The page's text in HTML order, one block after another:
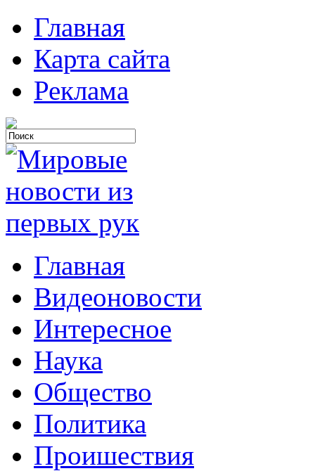
Главная
Карта сайта
Реклама
Главная
Видеоновости
Интересное
Наука
Общество
Политика
Проишествия